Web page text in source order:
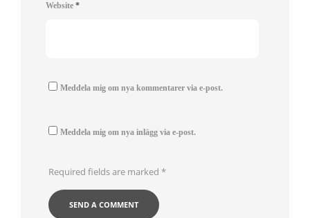
Website *
Meddela mig om nya kommentarer via e-post.
Meddela mig om nya inlägg via e-post.
Required fields are marked *